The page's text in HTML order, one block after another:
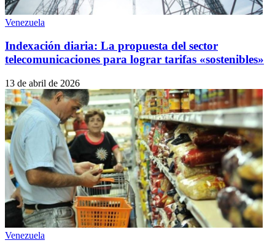
Venezuela
Indexación diaria: La propuesta del sector
telecomunicaciones para lograr tarifas «sostenibles»
13 de abril de 2026
Venezuela